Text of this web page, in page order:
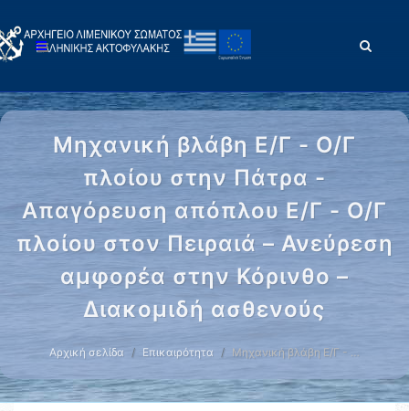
Μηχανική βλάβη Ε/Γ - Ο/Γ
πλοίου στην Πάτρα -
Απαγόρευση απόπλου Ε/Γ - Ο/Γ
πλοίου στον Πειραιά – Ανεύρεση
αμφορέα στην Κόρινθο –
Διακομιδή ασθενούς
Αρχική σελίδα Επικαιρότητα Μηχανική βλάβη Ε/Γ - …